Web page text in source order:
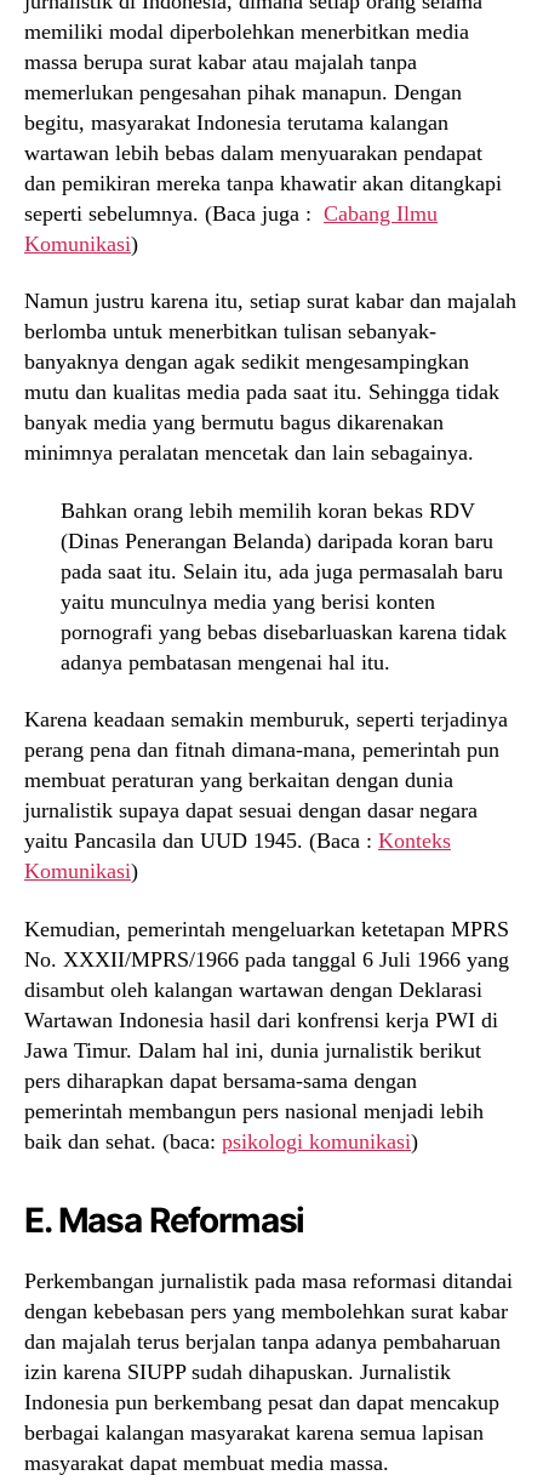
memiliki modal diperbolehkan menerbitkan media
massa berupa surat kabar atau majalah tanpa
memerlukan pengesahan pihak manapun. Dengan
begitu, masyarakat Indonesia terutama kalangan
wartawan lebih bebas dalam menyuarakan pendapat
dan pemikiran mereka tanpa khawatir akan ditangkapi
seperti sebelumnya. (Baca juga : Cabang Ilmu
Komunikasi)
Namun justru karena itu, setiap surat kabar dan majalah
berlomba untuk menerbitkan tulisan sebanyak-
banyaknya dengan agak sedikit mengesampingkan
mutu dan kualitas media pada saat itu. Sehingga tidak
banyak media yang bermutu bagus dikarenakan
minimnya peralatan mencetak dan lain sebagainya.
Bahkan orang lebih memilih koran bekas RDV
(Dinas Penerangan Belanda) daripada koran baru
pada saat itu. Selain itu, ada juga permasalah baru
yaitu munculnya media yang berisi konten
pornografi yang bebas disebarluaskan karena tidak
adanya pembatasan mengenai hal itu.
Karena keadaan semakin memburuk, seperti terjadinya
perang pena dan fitnah dimana-mana, pemerintah pun
membuat peraturan yang berkaitan dengan dunia
jurnalistik supaya dapat sesuai dengan dasar negara
yaitu Pancasila dan UUD 1945. (Baca : Konteks
Komunikasi)
Kemudian, pemerintah mengeluarkan ketetapan MPRS
No. XXXII/MPRS/1966 pada tanggal 6 Juli 1966 yang
disambut oleh kalangan wartawan dengan Deklarasi
Wartawan Indonesia hasil dari konfrensi kerja PWI di
Jawa Timur. Dalam hal ini, dunia jurnalistik berikut
pers diharapkan dapat bersama-sama dengan
pemerintah membangun pers nasional menjadi lebih
baik dan sehat. (baca: psikologi komunikasi)
E. Masa Reformasi
Perkembangan jurnalistik pada masa reformasi ditandai
dengan kebebasan pers yang membolehkan surat kabar
dan majalah terus berjalan tanpa adanya pembaharuan
izin karena SIUPP sudah dihapuskan. Jurnalistik
Indonesia pun berkembang pesat dan dapat mencakup
berbagai kalangan masyarakat karena semua lapisan
masyarakat dapat membuat media massa.